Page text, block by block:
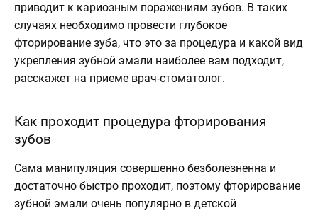
приводит к кариозным поражениям зубов. В таких
случаях необходимо провести глубокое
фторирование зуба, что это за процедура и какой вид
укрепления зубной эмали наиболее вам подходит,
расскажет на приеме врач-стоматолог.
Как проходит процедура фторирования
зубов
Сама манипуляция совершенно безболезненна и
достаточно быстро проходит, поэтому фторирование
зубной эмали очень популярно в детской